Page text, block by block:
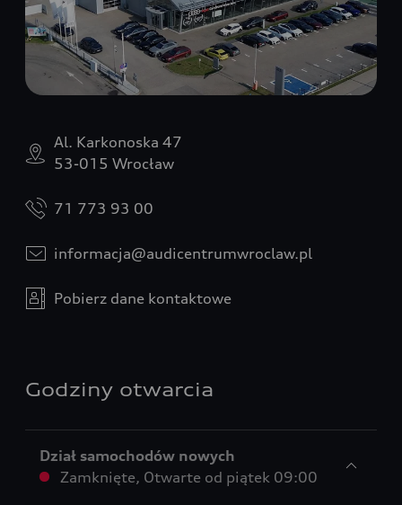
Al. Karkonoska 47
53-015 Wrocław
71 773 93 00
informacja@audicentrumwroclaw.pl
Pobierz dane kontaktowe
Godziny otwarcia
Dział samochodów nowych
Zamknięte, Otwarte od piątek 09:00